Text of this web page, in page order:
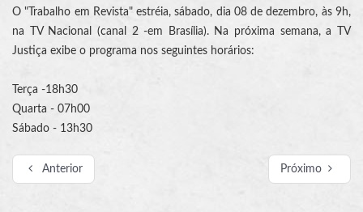
O "Trabalho em Revista" estréia, sábado, dia 08 de dezembro, às 9h,
na TV Nacional (canal 2 -em Brasília). Na próxima semana, a TV
Justiça exibe o programa nos seguintes horários:
Terça -18h30
Quarta - 07h00
Sábado - 13h30
Anterior Próximo